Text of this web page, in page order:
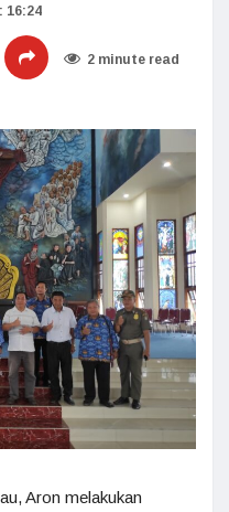
16:24
2 minute read
Aron melakukan